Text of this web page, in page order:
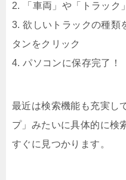
2. 「車両」や「トラック
3. 欲しいトラックの種類
タンをクリック
4. パソコンに保存完了！
最近は検索機能も充実し
プ」みたいに具体的に検
すぐに見つかります。